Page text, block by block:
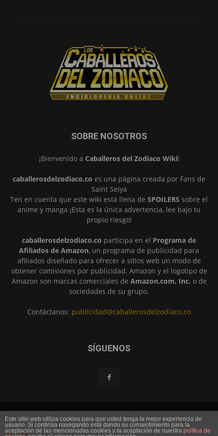
SOBRE NOSOTROS
¡Bienvenido a Caballeros del Zodiaco Wiki!
caballerosdelzodiaco.co es una página creada por Fans de
Saint Seiya
Ten en cuenta que este wiki está llena de SPOILERS sobre el
anime y manga ¡Esta es la única advertencia, lee bajo tu
propio riesgo!
caballerosdelzodiaco.co participa en el Programa de
Afiliados de Amazon, un programa de publicidad para
afiliados diseñado para ofrecer a sitios web un modo de
obtener comisiones por publicidad. Amazon y el logotipo de
Amazon son marcas comerciales de Amazon.com, Inc. o de
sociedades de su grupo.
Contáctanos: publicidad@caballerosdelzodiaco.co
SÍGUENOS
Portada Noticias Sagas Películas Caballeros
Dioses
Armaduras
Este sitio web utiliza cookies para que usted tenga la mejor experiencia de
usuario. Si continúa navegando está dando su consentimiento para la
aceptación de las mencionadas cookies y la aceptación de nuestra política de